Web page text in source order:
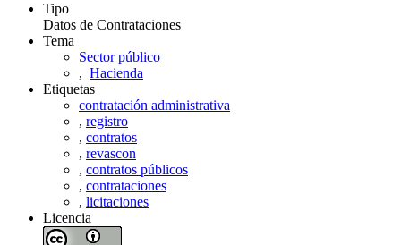
Tipo
Datos de Contrataciones
Tema
Sector público
, Hacienda
Etiquetas
contratación administrativa
, registro
, contratos
, revascon
, contratos públicos
, contrataciones
, licitaciones
Licencia